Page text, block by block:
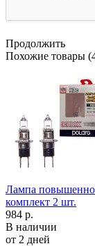
Продолжить
Похожие товары
Лампа
комплект 2 шт.
984 р.
В наличии
от 2 дней